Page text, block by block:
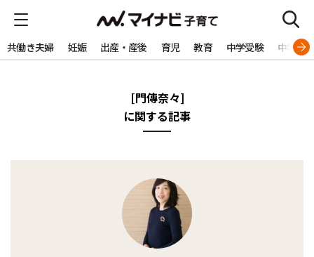
共働き夫婦 妊娠 出産・産後 育児 教育 中学受験 中学生
[門傳奈々]
に関する記事